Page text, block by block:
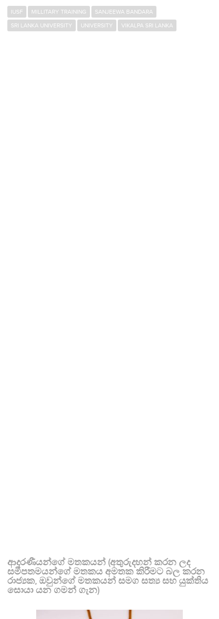
IUSF MILLITARY TRAINING
SANJEEWA BANDARA
SRI LANKA UNIVERSITY
UNIVERSITY VIKALPA SRI LANKA
ආදරණීයන්ගේ මතකයන් (අතුරුදහන් කරන ලද
සමීපතමයන්ගේ මතකය අමතක කිරීමට බල කරන
රාජ්‍යක, ඔවුන්ගේ මතකයන් සමග සත්‍ය සහ යුක්තිය
සොයා යන ගමන් ගැන)